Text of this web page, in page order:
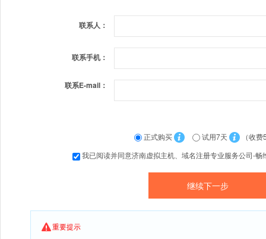
联系人：
联系手机：
联系E-mail：
正式购买 试用7天
（收费
我已阅读并同意济南虚拟主机、域名注册专业服务公司-畅
重要提示